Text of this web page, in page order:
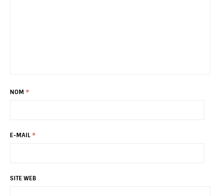
NOM *
E-MAIL *
SITE WEB